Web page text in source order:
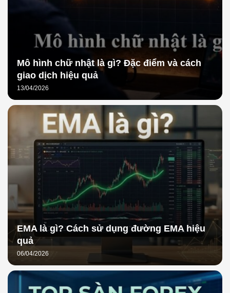
Mô hình chữ nhật là gì? Đặc điểm và cách
giao dịch hiệu quả
13/04/2026
EMA là gì? Cách sử dụng đường EMA hiệu
quả
06/04/2026